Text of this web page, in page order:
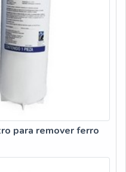
dos materiais, além de
frequentes de produtos
adequadamente. Assim,
diversos
se tornado destaque
motivos são:
Responsável;
Ágil.ABAIXO MAIS
SEGMENTOSomente
para remover ferro